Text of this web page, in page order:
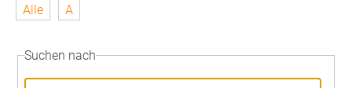
Alle A
Suchen nach